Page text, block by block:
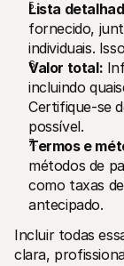
Lista
fornecido,
individuais.
Valor total:
incluindo
Certifique-se
possível.
Termos e
métodos de
como taxas
antecipado.
Incluir todas
clara,